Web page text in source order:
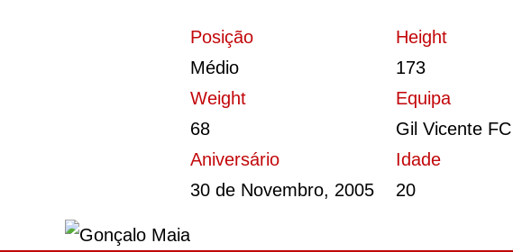
Posição
Médio
Height
173
Weight
68
Equipa
Gil Vicente FC
Aniversário
30 de Novembro, 2005
Idade
20